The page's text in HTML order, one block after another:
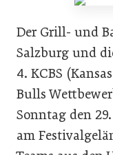
Der Grill- und
Salzburg und
4. KCBS
Bulls
Sonntag den
am